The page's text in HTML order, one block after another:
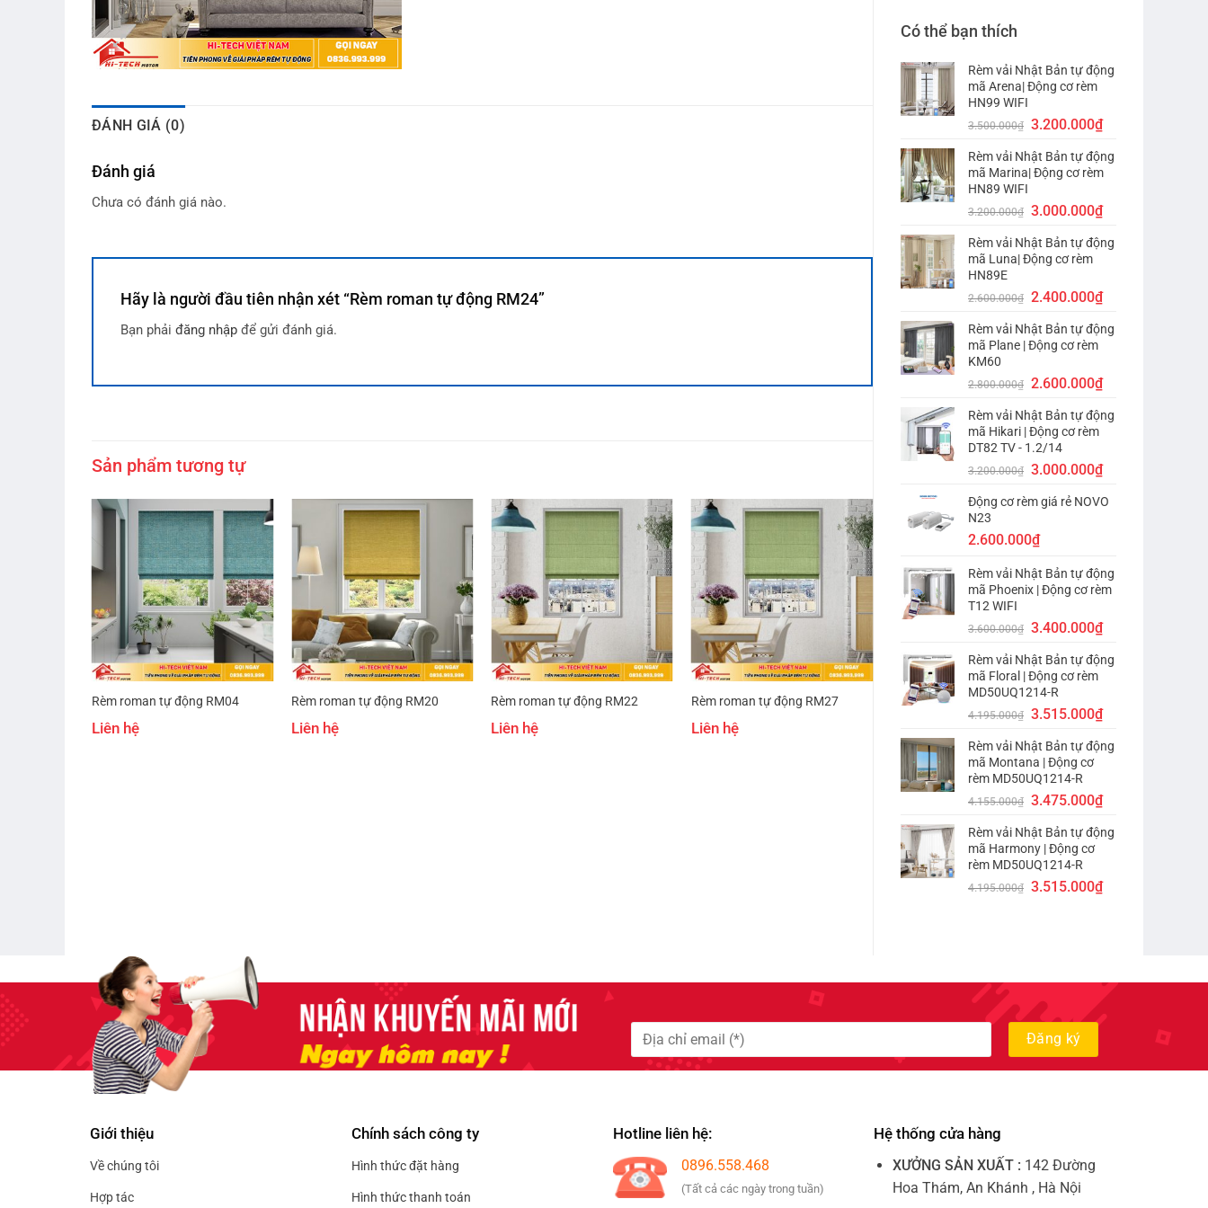
Có thể bạn thích
Rèm vải Nhật Bản tự động
mã Arena| Động cơ rèm
HN99 WIFI
3.500.000₫ Giá
là:
3.500.000₫.
3.200.000₫Giá
tại
là:
Rèm vải Nhật Bản tự động
mã Marina| Động cơ rèm
HN89 WIFI
3.200.000₫ Giá
là:
3.200.000₫.
3.000.000₫Giá
tại
Rèm vải Nhật Bản tự động
mã Luna| Động cơ rèm
HN89E
2.600.000₫ Giá
là:
2.600.000₫.
2.400.000₫Giá
tại
Rèm vải Nhật Bản tự động
mã Plane | Động cơ rèm
KM60
2.800.000₫ Giá
là:
2.800.000₫.
2.600.000₫Giá
tại
Rèm vải Nhật Bản tự động
mã Hikari | Động cơ rèm
DT82 TV - 1.2/14
3.200.000₫ Giá
là:
3.000.000₫Giá
tại
Động cơ rèm giá rẻ NOVO
N23
2.600.000₫
Rèm vải Nhật Bản tự động
mã Phoenix | Động cơ rèm
T12 WIFI
3.600.000₫ Giá
là:
3.600.000₫.
3.400.000₫Giá
tại
Rèm vải Nhật Bản tự động
mã Floral | Động cơ rèm
MD50UQ1214-R
4.195.000₫ Giá
là:
4.195.000₫.
3.515.000₫Giá
tại
Rèm vải Nhật Bản tự động
mã Montana | Động cơ
rèm MD50UQ1214-R
4.155.000₫ Giá
là:
4.155.000₫.
3.475.000₫Giá
tại
Rèm vải Nhật Bản tự động
mã Harmony | Động cơ
rèm MD50UQ1214-R
4.195.000₫ Giá
3.515.000₫Giá
ĐÁNH GIÁ (0)
Đánh giá
Chưa có đánh giá nào.
Hãy là người đầu tiên nhận xét “Rèm roman tự động RM24”
Bạn phải đăng nhập để gửi đánh giá.
Sản phẩm tương tự
Rèm roman tự động RM04
Liên hệ
Rèm roman tự động RM20
Liên hệ
Rèm roman tự động RM22
Liên hệ
Rèm roman tự động RM27
Liên hệ
Giới thiệu
Về chúng tôi
Hợp tác
Chính sách công ty
Hình thức đặt hàng
Hình thức thanh toán
Hotline liên hệ:
0896.558.468
(Tất cả các ngày trong tuần)
Hệ thống cửa hàng
XƯỞNG SẢN XUẤT : 142 Đường
Hoa Thám, An Khánh , Hà Nội